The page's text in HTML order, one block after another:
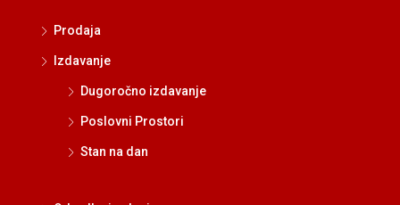
Prodaja
Izdavanje
Dugoročno izdavanje
Poslovni Prostori
Stan na dan